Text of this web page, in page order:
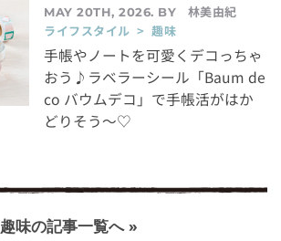
MAY 20TH, 2026. BY
林美由紀
ライフスタイル > 趣味
手帳やノートを可愛くデコっちゃ
おう♪ラベラーシール「Baum de
co バウムデコ」で手帳活がはか
どりそう～♡
趣味の記事一覧へ »